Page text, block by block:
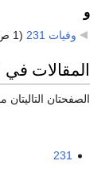
و
وفيات 231 (1 ص)
المقالات في
الصفحتان
231